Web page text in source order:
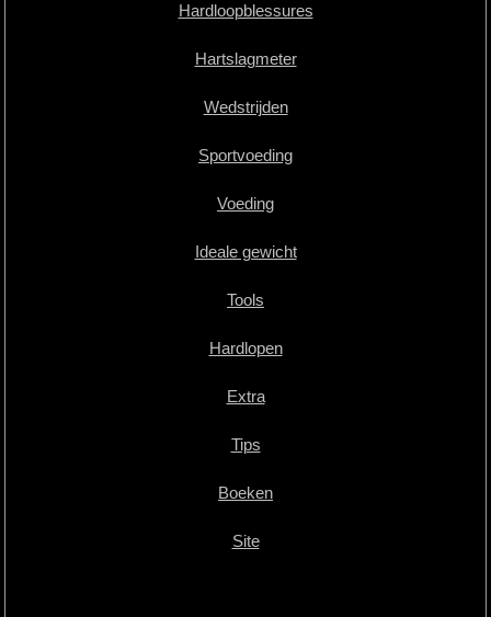
Hardloopblessures
Hartslagmeter
Wedstrijden
Sportvoeding
Voeding
Ideale gewicht
Tools
Hardlopen
Extra
Tips
Boeken
Site